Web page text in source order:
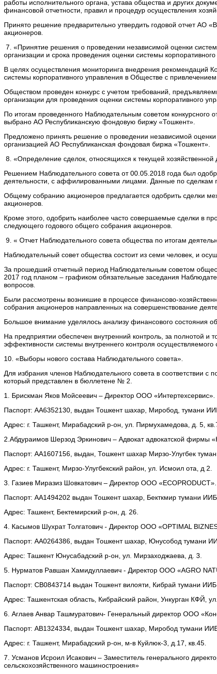
работы исполнительного органа, устава общества и других
финансовой отчетности, правил и процедур осуществления
Принято решение предварительно утвердить годовой отчет АО
акционеров.
7. «Принятие решения о проведении независимой оценки
организации и срока проведения оценки системы
В целях осуществления мониторинга внедрения рекомендаций
системы корпоративного управления в Обществе с
Обществом проведен конкурс с учетом требований,
организации для проведения оценки системы корпоративного
По итогам проведенного Наблюдательным советом конкурсного
выбрано АО Республиканскую фондовую биржу «Тошкент».
Предложено принять решение о проведении независимой
организацией АО Республиканская фондовая биржа «Тошкент».
8. «Определение сделок, относящихся к текущей хозяйственной
Решением Наблюдательного совета от 00.05.2018 года был
деятельности, с аффилированными лицами. Данные по сделкам
Общему собранию акционеров предлагается одобрить сделки
акционеров.
Кроме этого, одобрить наиболее часто совершаемые сделки в
следующего годового общего собрания акционеров.
9. « Отчет Наблюдательного совета общества по итогам
Наблюдательный совет общества состоит из семи человек, и
За прошедший отчетный период Наблюдательным советом
2017 год планом – графиком обязательные заседания
вопросов.
Были рассмотрены возникшие в процессе финансово-
собрания акционеров направленных на совершенствование
Большое внимание уделялось анализу финансового состояния
На предприятии обеспечен внутренний контроль, за полнотой
эффективности системы внутреннего контроля осуществляемого
10. «Выборы нового состава Наблюдательного совета».
Для избрания членов Наблюдательного совета в соответствии
который представлен в бюллетене № 2.
1. Брискман Яков Мойсеевич – Директор ООО «Интертехсервис».
Паспорт: АА6352130, выдан Тошкент шахар, Миробод, тумани
Адрес: г. Ташкент, Мирабадский р-он, ул. Пирмухамедова, д. 5,
2.Абдураимов Шерзод Эркинович – Адвокат адвокатской фирмы
Паспорт: АА1607156, выдан, Тошкент шахар Мирзо-Улугбек
Адрес: г. Ташкент, Мирзо-Улугбекский район, ул. Исмоил ота, д 2.
3. Газиев Миразиз Шовкатович – Директор ООО «ECOPRODUCT».
Паспорт: АА1494202 выдан Тошкент шахар, Бекткмир тумани
Адрес: Ташкент, Бектемирский р-он, д. 26.
4. Касымов Шухрат Толгатович - Директор ООО «OPTIMAL
Паспорт: АА0264386, выдан Тошкент шахар, Юнусобод тумани
Адрес: Ташкент Юнусабадский р-он, ул. Мирзаходжаева, д. 3.
5. Нурматов Равшан Хамидуллаевич - Директор ООО «AGRO
Паспорт: СВ0843714 выдан Тошкент вилояти, Кибрай тумани
Адрес: Ташкентская область, Кибрайский район, Ункурган КФЙ,
6. Аглаев Анвар Ташмуратович- Генеральный директор ООО
Паспорт: АВ1324334, выдан Тошкент шахар, Миробод тумани
Адрес: г. Ташкент, Мирабадский р-он, м-в Куйлюк-3, д.17, кв.45.
7. Усманов Исроил Исакович – Заместитель генерального
сельскохозяйственного машиностроения»